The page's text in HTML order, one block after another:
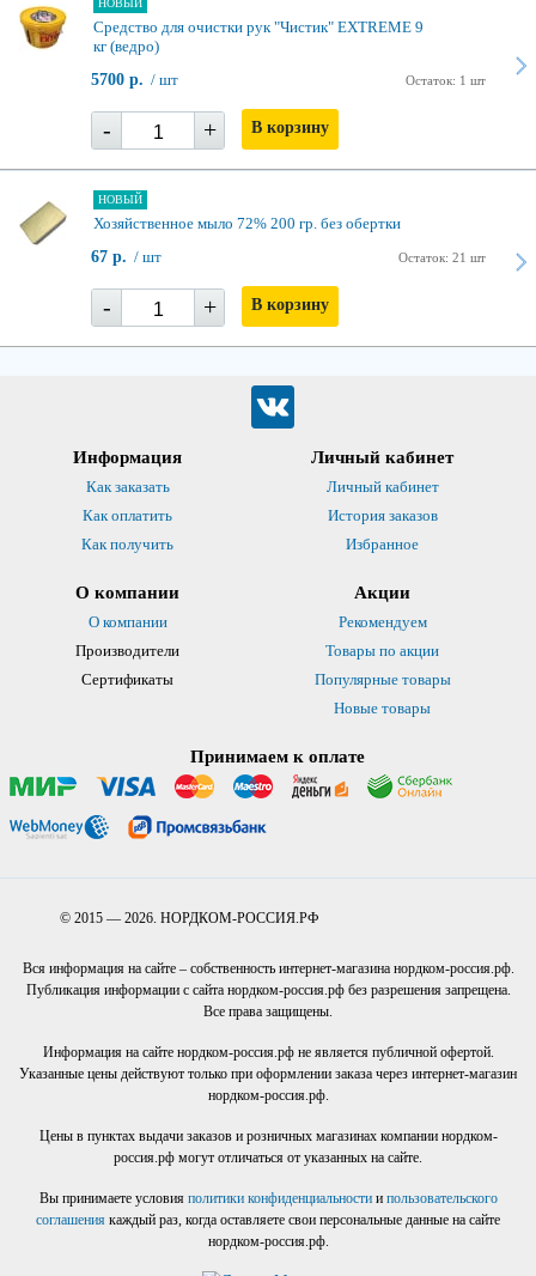
НОВЫЙ
Средство для очистки рук "Чистик" EXTREME 9
кг (ведро)
Остаток: 1 шт
5700 р. / шт
- + В корзину
НОВЫЙ
Хозяйственное мыло 72% 200 гр. без обертки
Остаток: 21 шт
67 р. / шт
- + В корзину
Информация
Как заказать
Как оплатить
Как получить
Личный кабинет
Личный кабинет
История заказов
Избранное
О компании
О компании
Производители
Сертификаты
Акции
Рекомендуем
Товары по акции
Популярные товары
Новые товары
Принимаем к оплате
© 2015 — 2026. НОРДКОМ-РОССИЯ.РФ
Вся информация на сайте – собственность интернет-магазина нордком-россия.рф.
Публикация информации с сайта нордком-россия.рф без разрешения запрещена.
Все права защищены.
Информация на сайте нордком-россия.рф не является публичной офертой.
Указанные цены действуют только при оформлении заказа через интернет-магазин
нордком-россия.рф.
Цены в пунктах выдачи заказов и розничных магазинах компании нордком-
россия.рф могут отличаться от указанных на сайте.
Вы принимаете условия политики конфиденциальностии пользовательского
соглашения каждый раз, когда оставляете свои персональные данные на сайте
нордком-россия.рф.